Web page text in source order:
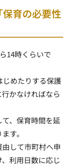
保育の必要性
14時くらいで
じめたりする保護
かなければなら
、保育時間を延
す。
して市町村へ申
利用日数に応じ